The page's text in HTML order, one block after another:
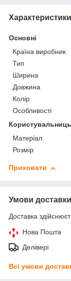
Характеристики
Основні
Країна виробник
Тип
Ширина
Довжина
Колір
Особливості
Матеріал
Розмір
Приховати
Умови доставки
Доставка
Нова Пошта
Делівері
Всі умови